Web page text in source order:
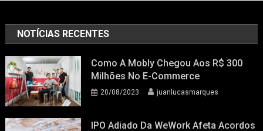
NOTÍCIAS RECENTES
Como A Mobly Chegou Aos R$ 300
Milhões No E-Commerce
20/08/2023 juanlucasmarques
IPO Adiado Da WeWork Afeta Acordos